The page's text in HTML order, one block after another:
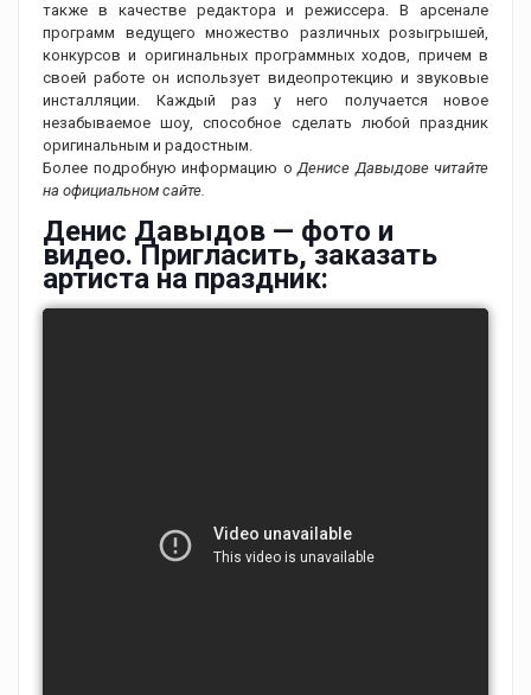
также в качестве редактора и режиссера. В арсенале
программ ведущего множество различных розыгрышей,
конкурсов и оригинальных программных ходов, причем в
своей работе он использует видеопротекцию и звуковые
инсталляции. Каждый раз у него получается новое
незабываемое шоу, способное сделать любой праздник
оригинальным и радостным.
Более подробную информацию оДенисе Давыдове читайте
на официальном сайте.
Денис Давыдов — фото и
видео. Пригласить, заказать
артиста на праздник: